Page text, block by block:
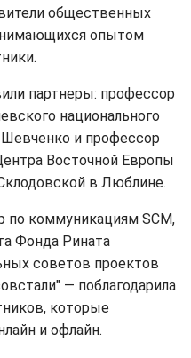
общественных
опытом
партнеры: профессор
национального
и профессор
Восточной Европы
в Люблине.
по коммуникациям SCM,
Фонда Рината
советов проектов
— поблагодарила
которые
и офлайн.